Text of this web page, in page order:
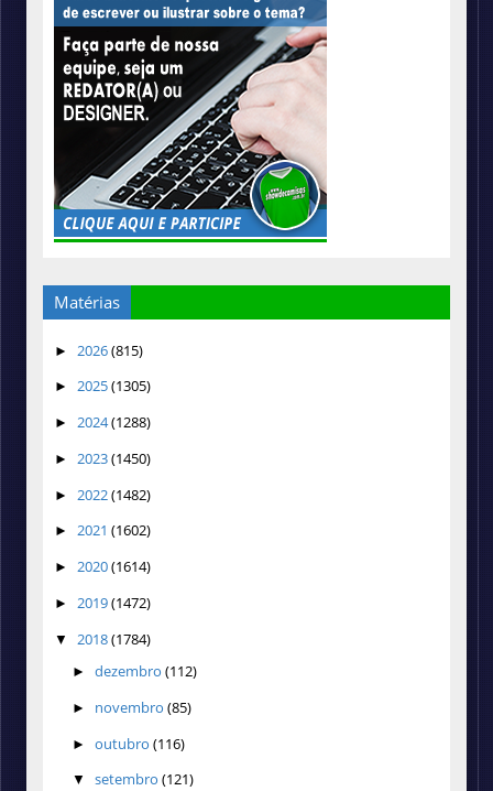
Matérias
► 2026(815)
► 2025(1305)
► 2024(1288)
► 2023(1450)
► 2022(1482)
► 2021 (1602)
► 2020(1614)
► 2019(1472)
▼ 2018(1784)
► dezembro (112)
► novembro (85)
► outubro (116)
▼ setembro (121)